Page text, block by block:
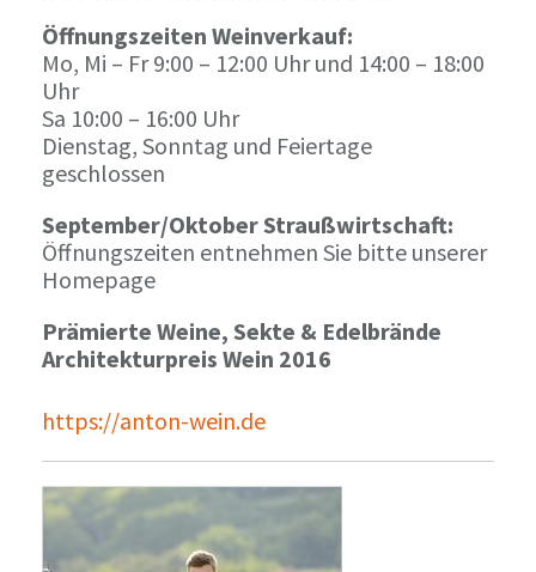
Öffnungszeiten Weinverkauf:
Mo, Mi – Fr 9:00 – 12:00 Uhr und 14:00 – 18:00
Uhr
Sa 10:00 – 16:00 Uhr
Dienstag, Sonntag und Feiertage
geschlossen
September/Oktober Straußwirtschaft:
Öffnungszeiten entnehmen Sie bitte unserer
Homepage
Prämierte Weine, Sekte & Edelbrände
Architekturpreis Wein 2016
https://anton-wein.de